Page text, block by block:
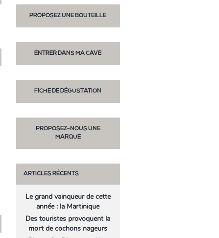
PROPOSEZ UNE BOUTEILLE
ENTRER DANS MA CAVE
FICHE DE DÉGUSTATION
PROPOSEZ-NOUS UNE
MARQUE
ARTICLES RÉCENTS
Le grand vainqueur de cette
année : la Martinique
Des touristes provoquent la
mort de cochons nageurs